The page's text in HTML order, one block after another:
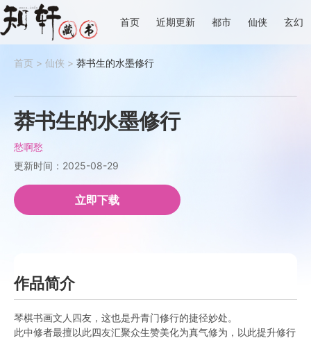
首页 近期更新 都市 仙侠 玄幻
首页 > 仙侠 > 莽书生的水墨修行
莽书生的水墨修行
愁啊愁
更新时间：2025-08-29
立即下载
作品简介
琴棋书画文人四友，这也是丹青门修行的捷径妙处。
此中修者最擅以此四友汇聚众生赞美化为真气修为，以此提升修行